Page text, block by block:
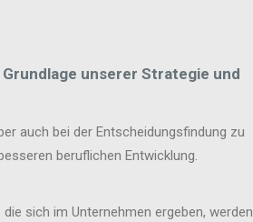
unserer Strategie und
auch bei der Entscheidungsfindung zu
beruflichen Entwicklung.
sich im Unternehmen ergeben, werden